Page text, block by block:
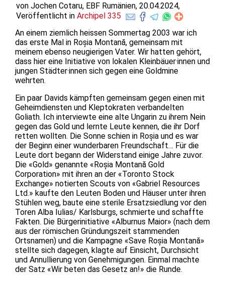
von Jochen Cotaru, EBF Rumänien, 20.04.2024,
Veröffentlicht in Archipel 335
An einem ziemlich heissen Sommertag 2003 war ich
das erste Mal in Roșia Montană, gemeinsam mit
meinem ebenso neugierigen Vater. Wir hatten gehört,
dass hier eine Initiative von lokalen Kleinbäuer·innen und
jungen Städter·innen sich gegen eine Goldmine
wehrten.
Ein paar Davids kämpften gemeinsam gegen einen mit
Geheimdiensten und Kleptokraten verbandelten
Goliath. Ich interviewte eine alte Ungarin zu ihrem Nein
gegen das Gold und lernte Leute kennen, die ihr Dorf
retten wollten. Die Sonne schien in Roșia und es war
der Beginn einer wunderbaren Freundschaft… Für die
Leute dort begann der Widerstand einige Jahre zuvor.
Die «Gold» genannte «Roșia Montană Gold
Corporation» mit ihren an der «Toronto Stock
Exchange» notierten Scouts von «Gabriel Resources
Ltd.» kaufte den Leuten Boden und Häuser unter ihren
Stühlen weg, baute eine sterile Ersatzsiedlung vor den
Toren Alba Iulias/ Karlsburgs, schmierte und schaffte
Fakten. Die Bürgerinitiative «Alburnus Maior» (nach dem
aus der römischen Gründungszeit stammenden
Ortsnamen) und die Kampagne «Save Roșia Montană»
stellte sich dagegen, klagte auf Einsicht, Durchsicht
und Annullierung von Genehmigungen. Einmal machte
der Satz «Wir beten das Gesetz an!» die Runde.